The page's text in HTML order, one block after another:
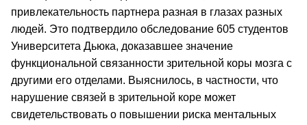
привлекательность партнера разная в глазах разных
людей. Это подтвердило обследование 605 студентов
Университета Дьюка, доказавшее значение
функциональной связанности зрительной коры мозга с
другими его отделами. Выяснилось, в частности, что
нарушение связей в зрительной коре может
свидетельствовать о повышении риска ментальных